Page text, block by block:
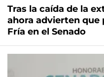
Tras la caída de la
ahora advierten que
Fría en el Senado